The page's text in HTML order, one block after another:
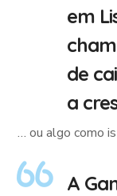
em
de
a
… ou algo como
A